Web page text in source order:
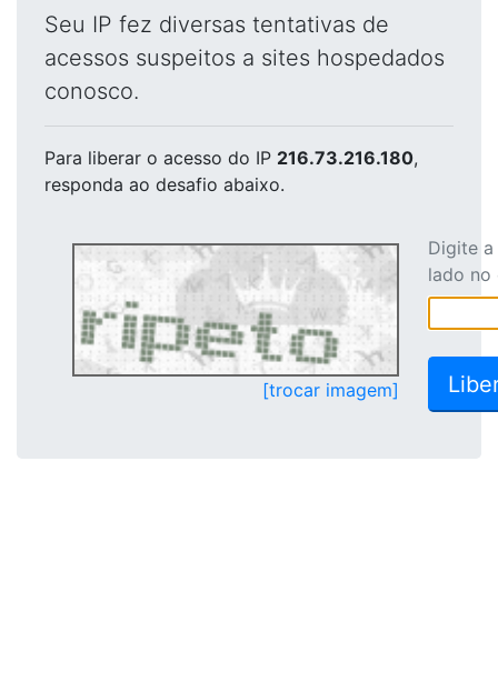
Seu IP fez diversas tentativas de
acessos suspeitos a sites hospedados
conosco.
Para liberar o acesso do IP 216.73.216.180,
responda ao desafio abaixo.
[trocar imagem]
Digite
lado no